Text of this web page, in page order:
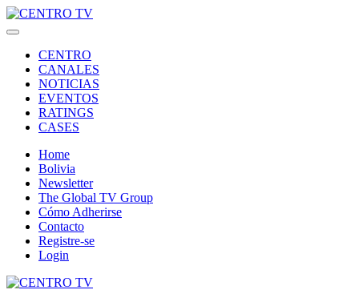
CENTRO
CANALES
NOTICIAS
EVENTOS
RATINGS
CASES
Home
Bolivia
Newsletter
The Global TV Group
Cómo Adherirse
Contacto
Registre-se
Login